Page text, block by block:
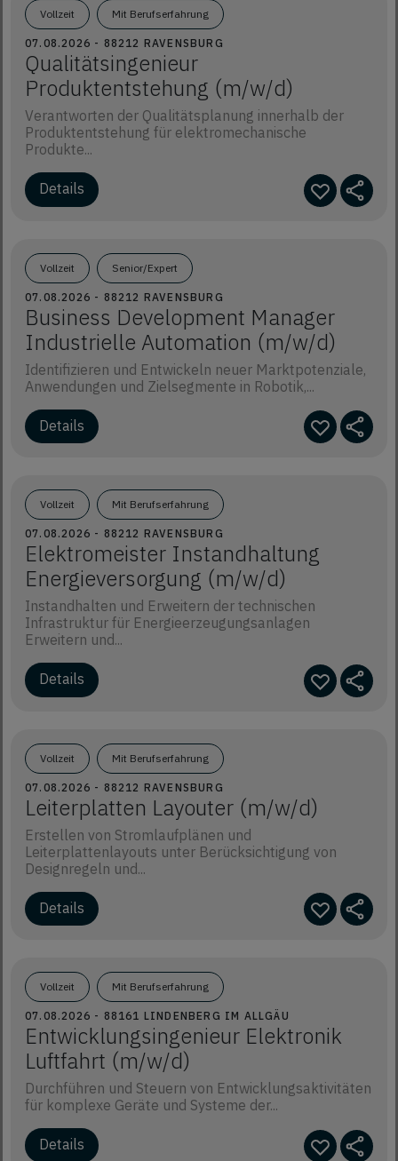
Vollzeit Mit Berufserfahrung
07.08.2026 - 88212 RAVENSBURG
Qualitätsingenieur
Produktentstehung (m/w/d)
Verantworten der Qualitätsplanung innerhalb der
Produktentstehung für elektromechanische
Produkte...
Details
Vollzeit Senior/Expert
07.08.2026 - 88212 RAVENSBURG
Business Development Manager
Industrielle Automation (m/w/d)
Identifizieren und Entwickeln neuer Marktpotenziale,
Anwendungen und Zielsegmente in Robotik,...
Details
Vollzeit Mit Berufserfahrung
07.08.2026 - 88212 RAVENSBURG
Elektromeister Instandhaltung
Energieversorgung (m/w/d)
Instandhalten und Erweitern der technischen
Infrastruktur für Energieerzeugungsanlagen
Erweitern und...
Details
Vollzeit Mit Berufserfahrung
07.08.2026 - 88212 RAVENSBURG
Leiterplatten Layouter (m/w/d)
Erstellen von Stromlaufplänen und
Leiterplattenlayouts unter Berücksichtigung von
Designregeln und...
Details
Vollzeit Mit Berufserfahrung
07.08.2026 - 88161 LINDENBERG IM ALLGÄU
Entwicklungsingenieur Elektronik
Luftfahrt (m/w/d)
Durchführen und Steuern von Entwicklungsaktivitäten
für komplexe Geräte und Systeme der...
Details